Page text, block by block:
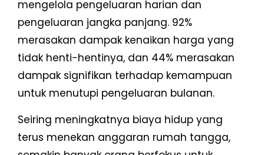
mengelola pengeluaran harian dan
pengeluaran jangka panjang. 92%
merasakan dampak kenaikan harga yang
tidak henti-hentinya, dan 44% merasakan
dampak signifikan terhadap kemampuan
untuk menutupi pengeluaran bulanan.
Seiring meningkatnya biaya hidup yang
terus menekan anggaran rumah tangga,